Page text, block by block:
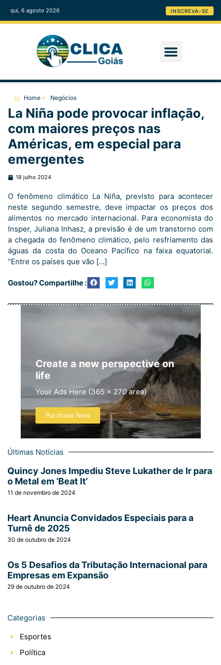
qui, 6 agosto 2026 INSCREVA-SE
Home Negócios
La Niña pode provocar inflação,
com maiores preços nas
Américas, em especial para
emergentes
18 julho 2024
O fenômeno climático La Niña, previsto para acontecer
neste segundo semestre, deve impactar os preços dos
alimentos no mercado internacional. Para economista do
Insper, Juliana Inhasz, a previsão é de um transtorno com
a chegada do fenômeno climático, pelo resfriamento das
águas da costa do Oceano Pacífico na faixa equatorial.
“Entre os países que vão […]
Gostou? Compartilhe :
Create a new perspective on
life
Your Ads Here (365 x 270 area)
Purchase Now
Últimas Notícias
Quincy Jones Impediu Steve Lukather de Ir para
o Metal em ‘Beat It’
11 de novembro de 2024
Heart Anuncia Convidados Especiais para a
Turnê de 2025
30 de outubro de 2024
Os 5 Desafios da Tributação Internacional para
Empresas em Expansão
29 de outubro de 2024
Categorias
Esportes
Política